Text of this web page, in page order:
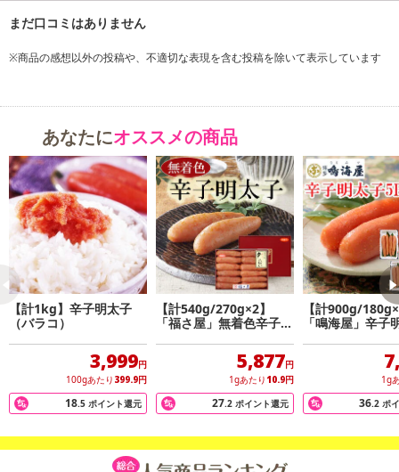
の中にも旨みのある辛子明太子です。
※商品の感想以外の投稿や、不適切な表現を含む投稿を除いて表示しています
あなたにオススメの商品
【計1kg】辛子明太子
（バラコ）
3,999円
100gあたり 399.9円
18.5 ポイント還元
【計540g/270g×2】
「福さ屋」無着色辛子め
5,877円
1gあたり 10.9円
27.2 ポイント還元
【計900g/
「鳴海屋」辛子
1g
36.2 ポ